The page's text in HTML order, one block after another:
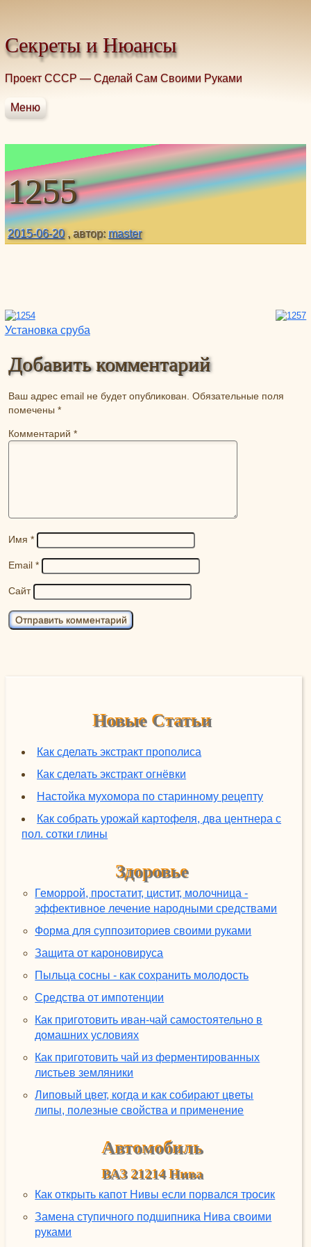
Секреты и Нюансы
Проект СССР — Сделай Сам Своими Руками
Меню
Домоводство
Здоровье без таблеток
Грибы
Рыбалка
1255
2015-06-20 , автор: master
Навигация по записям
Установка сруба
Добавить комментарий
Ваш адрес email не будет опубликован. Обязательные поля
помечены*
Комментарий*
Имя*
Email*
Сайт
Новые Статьи
Как сделать экстракт прополиса
Как сделать экстракт огнёвки
Настойка мухомора по старинному рецепту
Как собрать урожай картофеля, два центнера с
пол. сотки глины
Здоровье
Геморрой, простатит, цистит, молочница -
эффективное лечение народными средствами
Форма для суппозиториев своими руками
Защита от кароновируса
Пыльца сосны - как сохранить молодость
Средства от импотенции
Как приготовить иван-чай самостоятельно в
домашних условиях
Как приготовить чай из ферментированных
листьев земляники
Липовый цвет, когда и как собирают цветы
липы, полезные свойства и применение
Автомобиль
ВАЗ 21214 Нива
Как открыть капот Нивы если порвался тросик
Замена ступичного подшипника Нива своими
руками